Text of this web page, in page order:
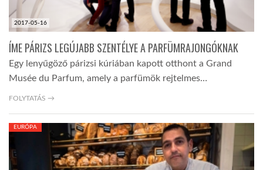
2017-05-16
ÍME PÁRIZS LEGÚJABB SZENTÉLYE A PARFÜMRAJONGÓKNAK
Egy lenyűgöző párizsi kúriában kapott otthont a Grand
Musée du Parfum, amely a parfümök rejtelmes…
FOLYTATÁS →
EURÓPA